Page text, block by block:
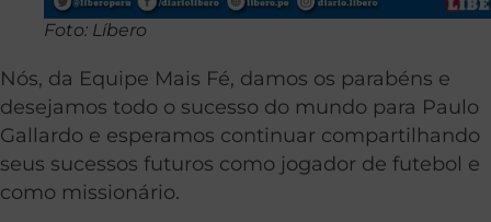
Foto: Líbero
Nós, da Equipe Mais Fé, damos os parabéns e
desejamos todo o sucesso do mundo para Paulo
Gallardo e esperamos continuar compartilhando
seus sucessos futuros como jogador de futebol e
como missionário.